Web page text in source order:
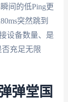
间的低Ping更
突然跳到
设备数量、是
充足无限
弹堂国